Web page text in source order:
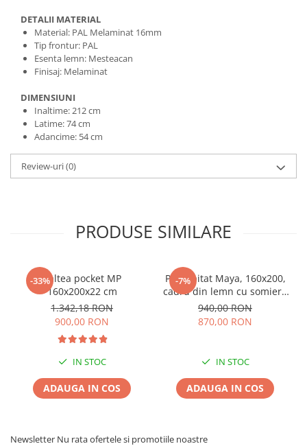
DETALII MATERIAL
Material: PAL Melaminat 16mm
Tip frontur: PAL
Esenta lemn: Mesteacan
Finisaj: Melaminat
DIMENSIUNI
Inaltime: 212 cm
Latime: 74 cm
Adancime: 54 cm
Review-uri(0)
PRODUSE SIMILARE
-33%Saltea pocket MP
160x200x22 cm
1.342,18 RON
900,00 RON
IN STOC
ADAUGA IN COS
-7%
Pat tapitat Maya, 160x200,
cadru din lemn cu somiera
fixa, culoare Bej
940,00 RON
870,00 RON
IN STOC
ADAUGA IN COS
Newsletter Nu rata ofertele si promotiile noastre